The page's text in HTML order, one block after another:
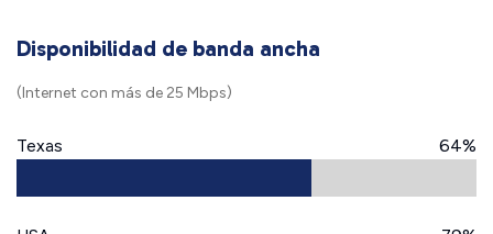
Disponibilidad de banda ancha
(Internet con más de 25 Mbps)
Texas 64%